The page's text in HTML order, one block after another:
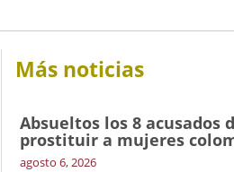
Más noticias
Absueltos los 8 acusados
prostituir a mujeres
agosto 6, 2026